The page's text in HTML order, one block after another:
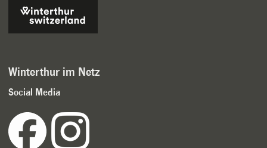
Winterthur im Netz
Social Media